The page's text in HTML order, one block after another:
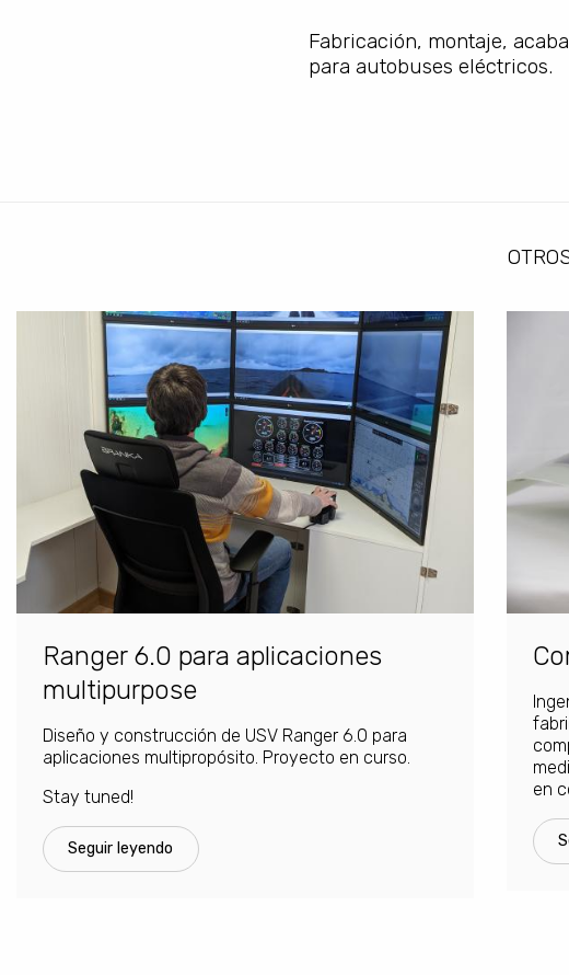
Fabricación, montaje,
para autobuses eléctricos.
Ranger 6.0 para aplicaciones
multipurpose
Diseño y construcción de USV Ranger 6.0 para
aplicaciones multipropósito. Proyecto en curso.
Stay tuned!
Seguir leyendo
en